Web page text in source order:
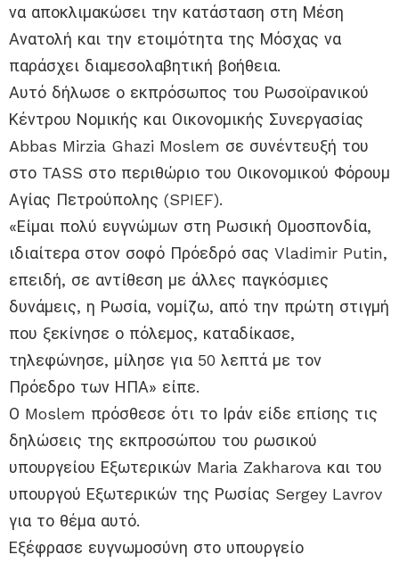
να αποκλιμακώσει την κατάσταση στη Μέση
Ανατολή και την ετοιμότητα της Μόσχας να
παράσχει διαμεσολαβητική βοήθεια.
Αυτό δήλωσε ο εκπρόσωπος του Ρωσοϊρανικού
Κέντρου Νομικής και Οικονομικής Συνεργασίας
Abbas Mirzia Ghazi Moslem σε συνέντευξή του
στο TASS στο περιθώριο του Οικονομικού Φόρουμ
Αγίας Πετρούπολης (SPIEF).
«Είμαι πολύ ευγνώμων στη Ρωσική Ομοσπονδία,
ιδιαίτερα στον σοφό Πρόεδρό σας Vladimir Putin,
επειδή, σε αντίθεση με άλλες παγκόσμιες
δυνάμεις, η Ρωσία, νομίζω, από την πρώτη στιγμή
που ξεκίνησε ο πόλεμος, καταδίκασε,
τηλεφώνησε, μίλησε για 50 λεπτά με τον
Πρόεδρο των ΗΠΑ» είπε.
Ο Moslem πρόσθεσε ότι το Ιράν είδε επίσης τις
δηλώσεις της εκπροσώπου του ρωσικού
υπουργείου Εξωτερικών Maria Zakharova και του
υπουργού Εξωτερικών της Ρωσίας Sergey Lavrov
για το θέμα αυτό.
Εξέφρασε ευγνωμοσύνη στο υπουργείο